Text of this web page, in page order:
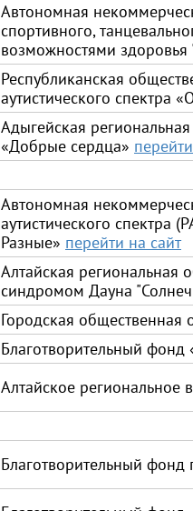
Автономная
спортивного,
возможностями здоровья
Республиканская
аутистического спектра
Адыгейская
«Добрые сердца»
Автономная
аутистического спектра
Разные» перейти на сайт
Алтайская региональная
синдромом Дауна
Городская
Благотворительный фонд
Алтайское региональное
Благотворительный